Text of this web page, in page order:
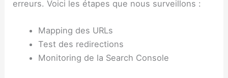
erreurs. Voici les étapes que nous surveillons :
Mapping des URLs
Test des redirections
Monitoring de la Search Console